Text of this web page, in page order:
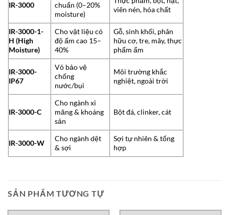
IR-3000
chuẩn (0–20%
moisture)
viên nén, hóa chất
IR-3000-1-
H (High
Moisture)
Cho vật liệu có
độ ẩm cao 15–
40%
Gỗ, sinh khối, phân
hữu cơ, tre, mây, thực
phẩm ẩm
IR-3000-
IP67
Vỏ bảo vệ
chống
nước/bụi
Môi trường khắc
nghiệt, ngoài trời
IR-3000-C
Cho ngành xi
măng & khoáng
sản
Bột đá, clinker, cát
IR-3000-W
Cho ngành dệt
& sợi
Sợi tự nhiên & tổng
hợp
SẢN PHẨM TƯƠNG TỰ